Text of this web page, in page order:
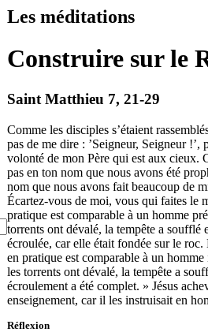
Les méditations
Construire sur le
Saint Matthieu 7, 21-29
Comme les disciples s’étaient
pas de me dire : ’Seigneur, Seigneur
volonté de mon Père qui est aux cieux.
pas en ton nom que nous avons été
nom que nous avons fait beaucoup de
Écartez-vous de moi, vous qui faites le
pratique est comparable à un homme
torrents ont dévalé, la tempête a soufflé
écroulée, car elle était fondée sur le
en pratique est comparable à un
les torrents ont dévalé, la tempête a
écroulement a été complet. » Jésus
enseignement, car il les instruisait en
Réflexion